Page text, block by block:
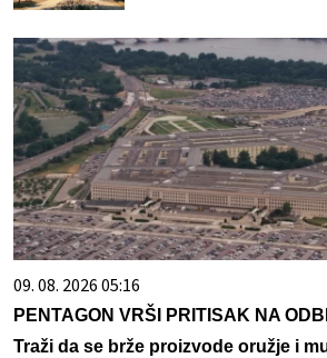
09. 08. 2026 05:16
PENTAGON VRŠI PRITISAK NA
Traži da se brže proizvode oružje i